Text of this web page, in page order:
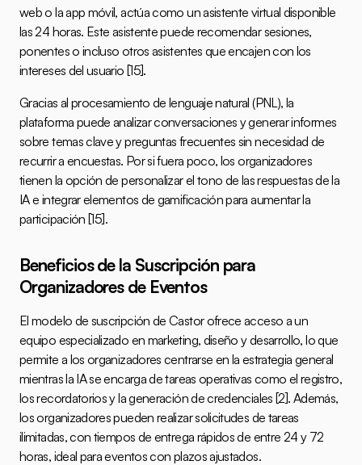
web o la app móvil, actúa como un asistente virtual disponible
las 24 horas. Este asistente puede recomendar sesiones,
ponentes o incluso otros asistentes que encajen con los
intereses del usuario [15].
Gracias al procesamiento de lenguaje natural (PNL), la
plataforma puede analizar conversaciones y generar informes
sobre temas clave y preguntas frecuentes sin necesidad de
recurrir a encuestas. Por si fuera poco, los organizadores
tienen la opción de personalizar el tono de las respuestas de la
IA e integrar elementos de gamificación para aumentar la
participación [15].
Beneficios de la Suscripción para
Organizadores de Eventos
El modelo de suscripción de Castor ofrece acceso a un
equipo especializado en marketing, diseño y desarrollo, lo que
permite a los organizadores centrarse en la estrategia general
mientras la IA se encarga de tareas operativas como el registro,
los recordatorios y la generación de credenciales [2]. Además,
los organizadores pueden realizar solicitudes de tareas
ilimitadas, con tiempos de entrega rápidos de entre 24 y 72
horas, ideal para eventos con plazos ajustados.